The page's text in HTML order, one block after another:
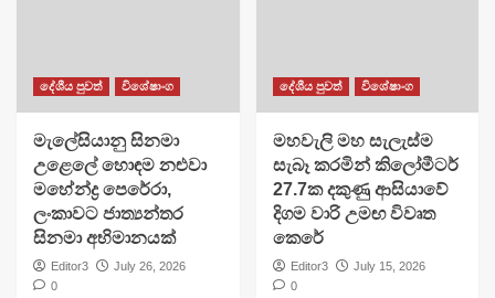
දේශීය පුවත් විශේෂාංග
මැලේසියානු සිනමා
උළෙලේ හොඳම නළුවා
මහේන්ද්‍ර පෙරේරා,
ලංකාවට ජාත්‍යන්තර
සිනමා අභිමානයක්
Editor3
July 26, 2026
0
දේශීය පුවත් විශේෂාංග
මහවැලි මහ සැලැස්ම
සැබෑ කරමින් කිලෝමීටර්
27.7ක දකුණු ආසියාවේ
දිගම වාරි උමඟ විවෘත
කෙරේ
Editor3
July 15, 2026
0